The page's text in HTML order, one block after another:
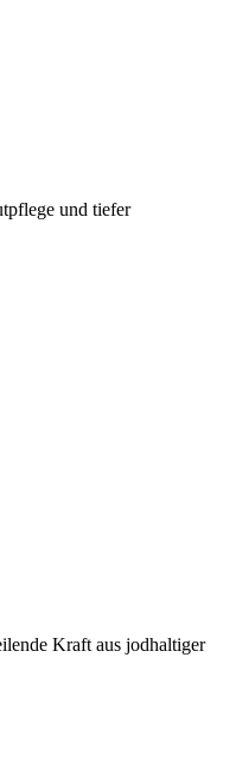
und tiefer
Kraft aus jodhaltiger